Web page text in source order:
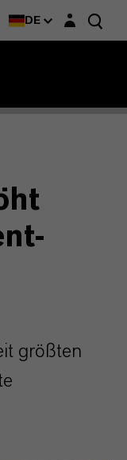
DE Login-Maske
größten